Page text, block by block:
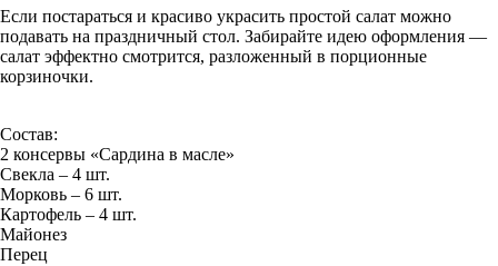
Если постараться и красиво украсить простой салат можно
подавать на праздничный стол. Забирайте идею оформления —
салат эффектно смотрится, разложенный в порционные
корзиночки.
Состав:
2 консервы «Сардина в масле»
Свекла – 4 шт.
Морковь – 6 шт.
Картофель – 4 шт.
Майонез
Перец